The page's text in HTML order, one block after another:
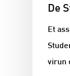
De
Et
virun